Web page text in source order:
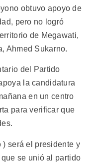
obtuvo apoyo de
pero no logró
de Megawati,
Ahmed Sukarno.
del Partido
la candidatura
en un centro
para verificar que
) será el presidente y
que se unió al partido